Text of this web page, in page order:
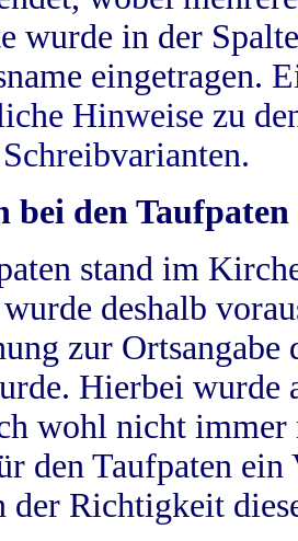
wurde in der
eingetragen.
Hinweise zu
bei den Taufpaten
stand im
deshalb
zur
Hierbei wurde
wohl nicht
den Taufpaten
der Richtigkeit